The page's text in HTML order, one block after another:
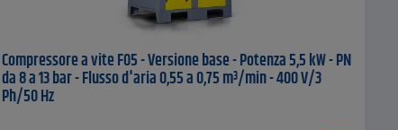
Compressore a vite F05 - Versione base - Potenza 5,5 kW - PN
da 8 a 13 bar - Flusso d'aria 0,55 a 0,75 m³/min - 400 V/3
Ph/50 Hz